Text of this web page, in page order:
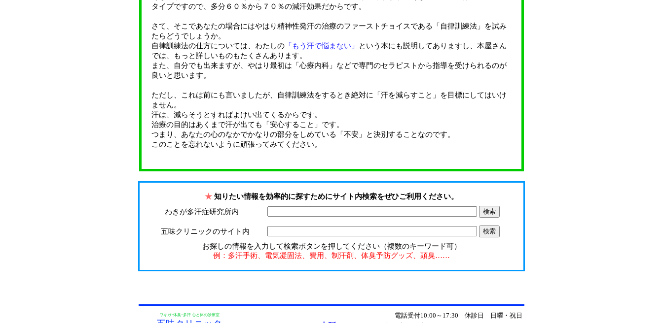
タイプですので、多分６０％から７０％の減汗効果だからです。
さて、そこであなたの場合にはやはり精神性発汗の治療のファーストチョイスである「自律訓練法」を試み
たらどうでしょうか。
自律訓練法の仕方については、わたしの 「もう汗で悩まない」
という本にも説明してありますし、本屋さん
では、もっと詳しいものもたくさんあります。
また、自分でも出来ますが、やはり最初は「心療内科」などで専門のセラピストから指導を受けられるのが
良いと思います。
ただし、これは前にも言いましたが、自律訓練法をするとき絶対に「汗を減らすこと」を目標にしてはいけ
ません。
汗は、減らそうとすればよけい出てくるからです。
治療の目的はあくまで汗が出ても「安心すること」です。
つまり、あなたの心のなかでかなりの部分をしめている「不安」と決別することなのです。
このことを忘れないように頑張ってみてください。
★ 知りたい情報を効率的に探すためにサイト内検索をぜひご利用ください。
わきが多汗症研究所内
五味クリニックのサイト内
お探しの情報を入力して検索ボタンを押してください（複数のキーワード可）
例：多汗手術、電気凝固法、費用、制汗剤、体臭予防グッズ、頭臭……
ワキガ･体臭･多汗 心と体の診療室 電話受付10:00～17:30 休診日 日曜・祝日